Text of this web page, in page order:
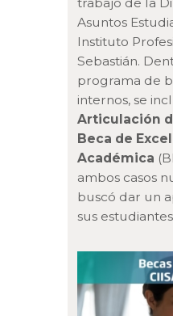
Asuntos
Instituto
Sebastián.
programa de
internos, se
Articulación
Beca de
Académica
ambos casos
buscó dar un
sus